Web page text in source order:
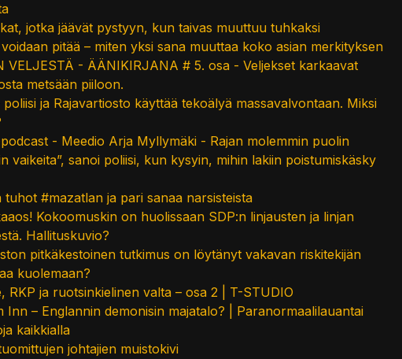
jotka jäävät pystyyn, kun taivas muuttuu tuhkaksi
pitää – miten yksi sana muuttaa koko asian merkityksen
VELJESTÄ - ÄÄNIKIRJANA # 5. osa - Veljekset karkaavat
metsään piiloon.
ja Rajavartiosto käyttää tekoälyä massavalvontaan. Miksi
- Meedio Arja Myllymäki - Rajan molemmin puolin
vaikeita”, sanoi poliisi, kun kysyin, mihin lakiin poistumiskäsky
tuhot #mazatlan ja pari sanaa narsisteista
Kokoomuskin on huolissaan SDP:n linjausten ja linjan
Hallituskuvio?
pitkäkestoinen tutkimus on löytänyt vakavan riskitekijän
kuolemaan?
RKP ja ruotsinkielinen valta – osa 2 | T-STUDIO
Inn – Englannin demonisin majatalo? | Paranormaalilauantai
kaikkialla
johtajien muistokivi